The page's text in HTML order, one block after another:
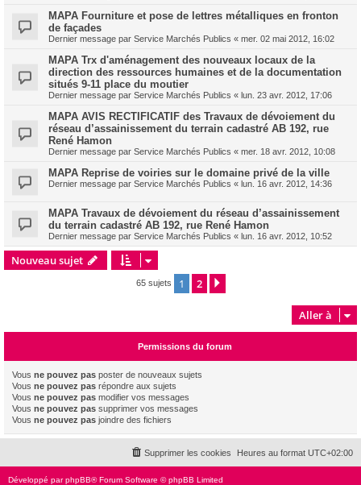
MAPA Fourniture et pose de lettres métalliques en fronton
de façades
Dernier message par Service Marchés Publics « mer. 02 mai 2012, 16:02
MAPA Trx d'aménagement des nouveaux locaux de la
direction des ressources humaines et de la documentation
situés 9-11 place du moutier
Dernier message par Service Marchés Publics « lun. 23 avr. 2012, 17:06
MAPA AVIS RECTIFICATIF des Travaux de dévoiement du
réseau d’assainissement du terrain cadastré AB 192, rue
René Hamon
Dernier message par Service Marchés Publics « mer. 18 avr. 2012, 10:08
MAPA Reprise de voiries sur le domaine privé de la ville
Dernier message par Service Marchés Publics « lun. 16 avr. 2012, 14:36
MAPA Travaux de dévoiement du réseau d’assainissement
du terrain cadastré AB 192, rue René Hamon
Dernier message par Service Marchés Publics « lun. 16 avr. 2012, 10:52
Nouveau sujet
65 sujets 1 2
Aller à
Permissions du forum
Vous ne pouvez pas poster de nouveaux sujets
Vous ne pouvez pas répondre aux sujets
Vous ne pouvez pas modifier vos messages
Vous ne pouvez pas supprimer vos messages
Vous ne pouvez pas joindre des fichiers
Heures au format UTC+02:00
Supprimer les cookies
Développé parphpBB® Forum Software © phpBB Limited